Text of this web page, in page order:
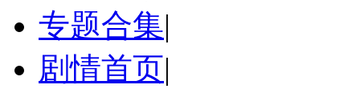
专题合集|
剧情首页|